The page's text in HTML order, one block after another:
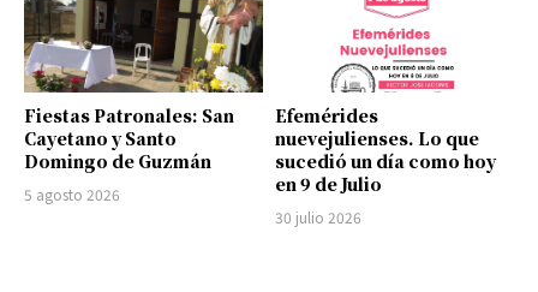
Fiestas Patronales: San
Cayetano y Santo
Domingo de Guzmán
5 agosto 2026
Efemérides
nuevejulienses. Lo que
sucedió un día como hoy
en 9 de Julio
30 julio 2026